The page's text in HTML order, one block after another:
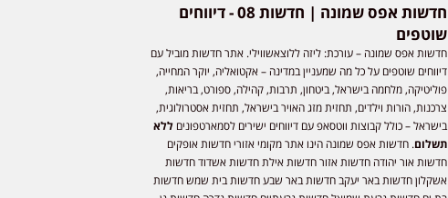
חדשות אפס שמונה | חדשות 08 - דיווחים
שוטפים
חדשות אפס שמונה – עורכת: ליזה ללוצאשווילי. אתר חדשות מוביל עם
דיווחים שוטפים על כל מה שמעניין במדינה – אקטואליה, יוקר המחייה,
פוליטיקה, מלחמה בישראל, ביטחון, תרבות, קהילה, ספורט, בריאות,
צרכנות, הורות וילדים, תחזית מזג האויר בישראל, תחזית אסטרולוגית,
בישראל – כולל קבוצות ווטסאפ עם דיווחים ישירים לסמארטפוניםללא
תשלום. חדשות אפס שמונה הינו אתר מקומי אזורי חדשות אופקים
חדשות אור יהודה חדשות אזור חדשות אילת חדשות אשדוד חדשות
אשקלון חדשות באר יעקב חדשות באר שבע חדשות בית שמש חדשות